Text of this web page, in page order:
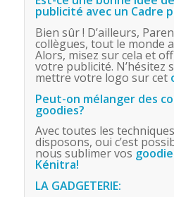
publicité avec un Cadre
Bien sûr ! D’ailleurs,
collègues, tout le monde
Alors, misez sur cela et
votre publicité. N’hésitez
mettre votre logo sur cet
Peut-on mélanger des
goodies?
Avec toutes les
disposons, oui c’est
nous sublimer vos
Kénitra!
LA GADGETERIE: